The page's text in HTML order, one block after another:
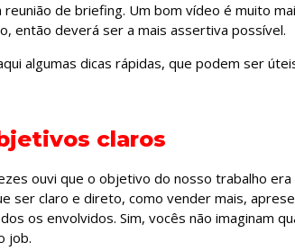
de briefing. Um bom vídeo é muito
então deverá ser a mais assertiva possível.
algumas dicas rápidas, que podem ser
claros
ouvi que o objetivo do nosso trabalho
ser claro e direto, como vender mais,
os envolvidos. Sim, vocês não
job.